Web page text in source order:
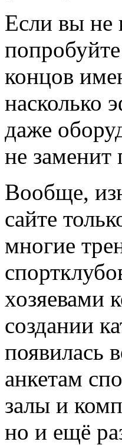
Если вы не
концов
насколько
даже
не заменит
Вообще,
сайте
многие
хозяевами
создании
появилась
анкетам
залы и
но и ещё